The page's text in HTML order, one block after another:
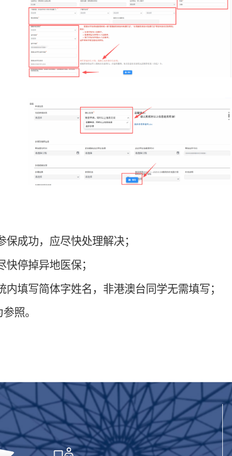
保成功，应尽快处理解决；
停掉异地医保；
填写简体字姓名，非港澳台同学无需填写；
照。